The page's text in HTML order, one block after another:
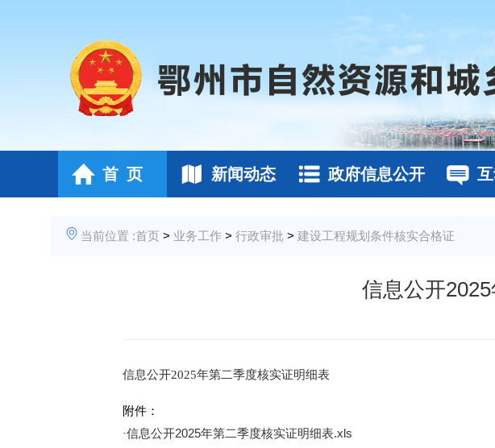
首 页 新闻动态 政府信息公开
当前位置 :首页 > 业务工作 > 行政审批 > 建设工程规划条件核实合格证
信息公开
信息公开2025年第二季度核实证明细表
附件：
·信息公开2025年第二季度核实证明细表.xls